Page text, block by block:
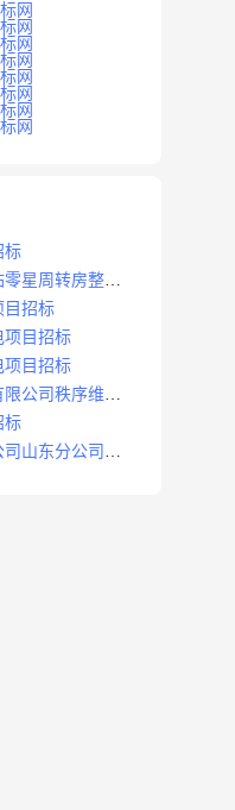
网
网
网
网
网
网
网
网
标
星周转房整修
目招标
项目招标
项目招标
公司秩序维护
标
山东分公司济